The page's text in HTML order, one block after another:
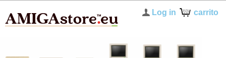
carrito
Log in